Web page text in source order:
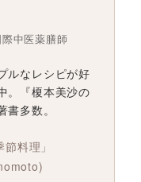
中医薬膳師
ルなレシピが好
。『榎本美沙の
多数。
料理」